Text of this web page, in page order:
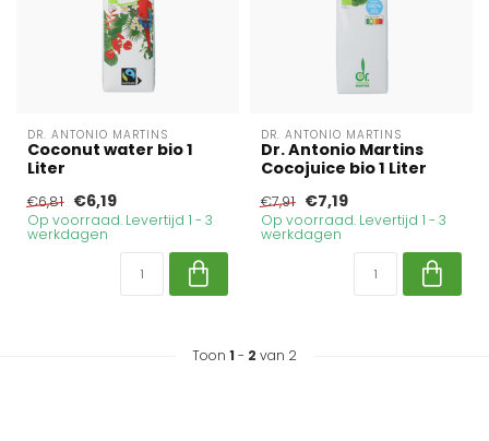
DR. ANTONIO MARTINS
Coconut water bio 1
Liter
€6,81 €6,19
Op voorraad. Levertijd 1 - 3
werkdagen
DR. ANTONIO MARTINS
Dr. Antonio Martins
Cocojuice bio 1 Liter
€7,91 €7,19
Op voorraad. Levertijd 1 - 3
werkdagen
Toon 1 - 2 van 2